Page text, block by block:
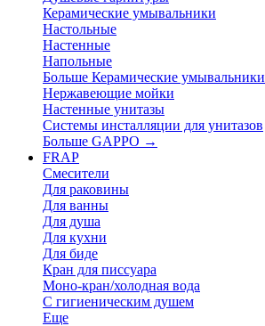
Керамические умывальники
Настольные
Настенные
Напольные
Больше Керамические умывальники
Нержавеющие мойки
Настенные унитазы
Системы инсталляции для унитазов
Больше GAPPO →
FRAP
Смесители
Для раковины
Для ванны
Для душа
Для кухни
Для биде
Кран для писсуара
Моно-кран/холодная вода
С гигиеническим душем
Еще